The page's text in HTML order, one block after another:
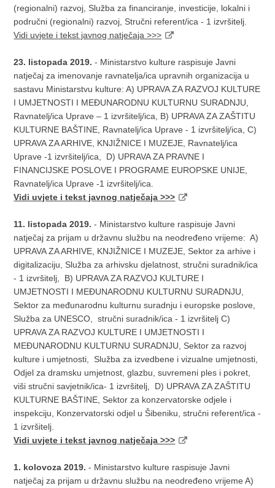
(regionalni) razvoj, Služba za financiranje, investicije, lokalni i
područni (regionalni) razvoj, Stručni referent/ica - 1 izvršitelj.
Vidi uvjete i tekst javnog natječaja >>>
23. listopada 2019. - Ministarstvo kulture raspisuje Javni
natječaj za imenovanje ravnatelja/ica upravnih organizacija u
sastavu Ministarstvu kulture: A) UPRAVA ZA RAZVOJ KULTURE
I UMJETNOSTI I MEĐUNARODNU KULTURNU SURADNJU,
Ravnatelj/ica Uprave – 1 izvršitelj/ica, B) UPRAVA ZA ZAŠTITU
KULTURNE BAŠTINE, Ravnatelj/ica Uprave - 1 izvršitelj/ica, C)
UPRAVA ZA ARHIVE, KNJIŽNICE I MUZEJE, Ravnatelj/ica
Uprave -1 izvršitelj/ica, D) UPRAVA ZA PRAVNE I
FINANCIJSKE POSLOVE I PROGRAME EUROPSKE UNIJE,
Ravnatelj/ica Uprave -1 izvršitelj/ica.
Vidi uvjete i tekst javnog natječaja >>>
11. listopada 2019. - Ministarstvo kulture raspisuje Javni
natječaj za prijam u državnu službu na neodređeno vrijeme: A)
UPRAVA ZA ARHIVE, KNJIŽNICE I MUZEJE, Sektor za arhive i
digitalizaciju, Služba za arhivsku djelatnost, stručni suradnik/ica
- 1 izvršitelj, B) UPRAVA ZA RAZVOJ KULTURE I
UMJETNOSTI I MEĐUNARODNU KULTURNU SURADNJU,
Sektor za međunarodnu kulturnu suradnju i europske poslove,
Služba za UNESCO, stručni suradnik/ica - 1 izvršitelj C)
UPRAVA ZA RAZVOJ KULTURE I UMJETNOSTI I
MEĐUNARODNU KULTURNU SURADNJU, Sektor za razvoj
kulture i umjetnosti, Služba za izvedbene i vizualne umjetnosti,
Odjel za dramsku umjetnost, glazbu, suvremeni ples i pokret,
viši stručni savjetnik/ica- 1 izvršitelj, D) UPRAVA ZA ZAŠTITU
KULTURNE BAŠTINE, Sektor za konzervatorske odjele i
inspekciju, Konzervatorski odjel u Šibeniku, stručni referent/ica -
1 izvršitelj.
Vidi uvjete i tekst javnog natječaja >>>
1. kolovoza 2019. - Ministarstvo kulture raspisuje Javni
natječaj za prijam u državnu službu na neodređeno vrijeme A)